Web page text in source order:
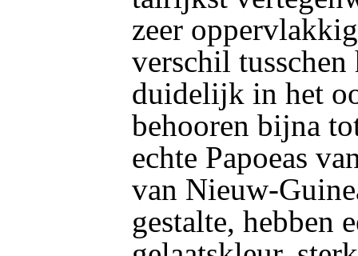
zeer
verschil tusschen
duidelijk in het
behooren bijna
echte Papoeas
van Nieuw-
gestalte, hebben